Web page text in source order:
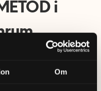
Om
i
ger hyllor och fack
småsaker, vilket